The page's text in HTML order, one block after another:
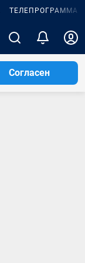
ТЕЛЕПРОГРАММА
Согласен